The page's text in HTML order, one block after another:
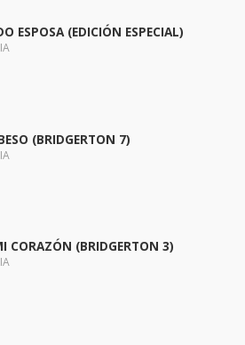
ESPOSA (EDICIÓN ESPECIAL)
(BRIDGERTON 7)
CORAZÓN (BRIDGERTON 3)